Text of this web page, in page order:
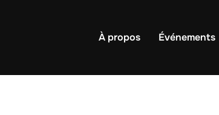
À propos Événements